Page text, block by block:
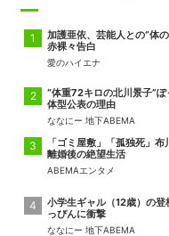
加護亜依、芸能人との“体
赤裸々告白
愛のハイエナ
“体重72キロの北川景子”ぽ
体型公表の理由
ななにー 地下ABEMA
「ゴミ屋敷」「孤独死」布
離婚後の絶望生活
ABEMAエンタメ
小学生ギャル（12歳）の登
っぴんに衝撃
ななにー 地下ABEMA